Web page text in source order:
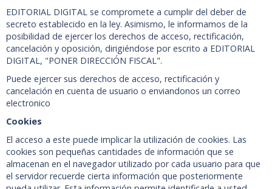
EDITORIAL DIGITAL se compromete a cumplir del deber de
secreto establecido en la ley. Asimismo, le informamos de la
posibilidad de ejercer los derechos de acceso, rectificación,
cancelación y oposición, dirigiéndose por escrito a EDITORIAL
DIGITAL, "PONER DIRECCIÓN FISCAL".
Puede ejercer sus derechos de acceso, rectificación y
cancelación en cuenta de usuario o enviandonos un correo
electronico
Cookies
El acceso a este puede implicar la utilización de cookies. Las
cookies son pequeñas cantidades de información que se
almacenan en el navegador utilizado por cada usuario para que
el servidor recuerde cierta información que posteriormente